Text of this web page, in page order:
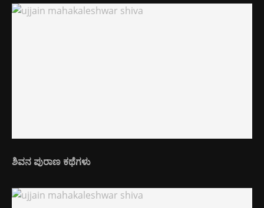
ಶಿವನ ಪುರಾಣ ಕಥೆಗಳು